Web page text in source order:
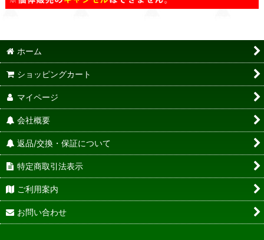
ホーム
ショッピングカート
マイページ
会社概要
返品/交換・保証について
特定商取引法表示
ご利用案内
お問い合わせ